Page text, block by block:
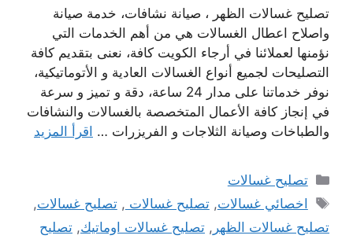
تصليح غسالات الظهر ، صيانة نشافات، خدمة صيانة
واصلاح اعطال الغسالات هي من أهم الخدمات التي
نؤمنها لعملائنا في أرجاء الكويت كافة، نعنى بتقديم كافة
التصليحات لجميع أنواع الغسالات العادية و الأتوماتيكية،
نوفر خدماتنا على مدار 24 ساعة، دقة و تميز و سرعة
في إنجاز كافة الأعمال المتخصصة بالغسالات والنشافات
والطباخات وصيانة الثلاجات و الفريزرات … اقرأ المزيد
التصنيفات
تصليح غسالات
الوسوم
اخصائي غسالات,تصليح غسالات ,تصليح غسالات,
تصليح غسالات الظهر , تصليح غسالات اوماتيك, تصليح